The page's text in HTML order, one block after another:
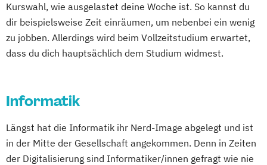
Kurswahl, wie ausgelastet deine Woche ist. So kannst du
dir beispielsweise Zeit einräumen, um nebenbei ein wenig
zu jobben. Allerdings wird beim Vollzeitstudium erwartet,
dass du dich hauptsächlich dem Studium widmest.
Informatik
Längst hat die Informatik ihr Nerd-Image abgelegt und ist
in der Mitte der Gesellschaft angekommen. Denn in Zeiten
der Digitalisierung sind Informatiker/innen gefragt wie nie